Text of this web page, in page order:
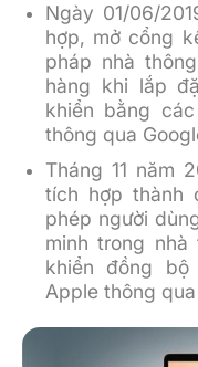
Ngày 01/06/
hợp, mở cổng
pháp nhà
hàng khi lắp
khiển bằng
thông qua
Tháng 11 năm
tích hợp thành
phép người
minh trong
khiển đồng
Apple thông